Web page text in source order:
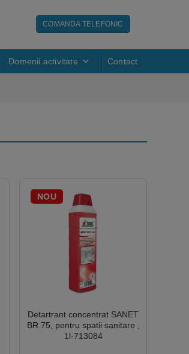
COMANDA TELEFONIC
Domenii activitate Contact
NOU
Detartrant concentrat SANET
BR 75, pentru spatii sanitare ,
1l-713084